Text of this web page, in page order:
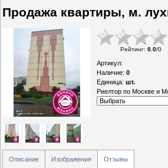
Продажа квартиры, м.
Рейтинг: 0.0/0
Артикул:
Наличие: 0
Единица: шт.
Риелтор по Москве и
Описание Изображения Отзывы